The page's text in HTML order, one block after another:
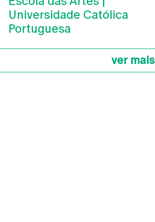
Universidade Católica
Portuguesa
ver mais